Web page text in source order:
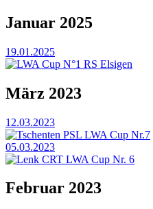
Januar 2025
19.01.2025
LWA Cup N°1 RS Elsigen
März 2023
12.03.2023
Tschenten PSL LWA Cup Nr.7
05.03.2023
Lenk CRT LWA Cup Nr. 6
Februar 2023